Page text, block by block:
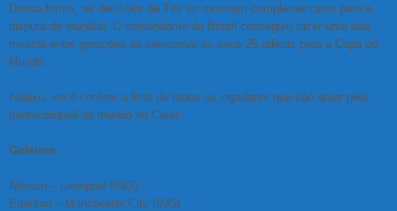
Dessa forma, as decisões de Tite se mostram complementares para a
disputa do mundial. O comandante do Brasil conseguiu fazer uma boa
mescla entre gerações ao selecionar os seus 26 atletas para a Copa do
Mundo.
Abaixo, você confere a lista de todos os jogadores que irão atuar pela
pentacampeã do mundo no Catar:
Goleiros
Alisson – Liverpool (ING)
Ederson – Manchester City (ING)